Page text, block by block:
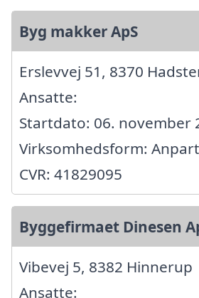
Byg makker ApS
Erslevvej 51, 8370
Ansatte:
Startdato: 06. november
Virksomhedsform:
CVR: 41829095
Byggefirmaet Dinesen
Vibevej 5, 8382 Hinnerup
Ansatte: